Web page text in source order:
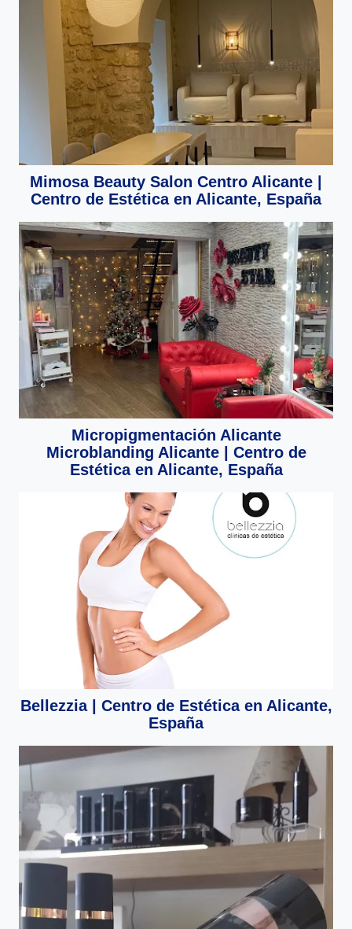
Mimosa Beauty Salon Centro Alicante |
Centro de Estética en Alicante, España
Micropigmentación Alicante
Microblanding Alicante | Centro de
Estética en Alicante, España
Bellezzia | Centro de Estética en Alicante,
España